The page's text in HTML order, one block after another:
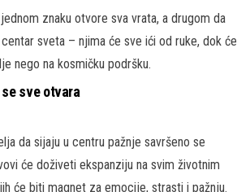
znaku otvore sva vrata, a drugom da
sveta – njima će sve ići od ruke, dok će
nego na kosmičku podršku.
se sve otvara
da sijaju u centru pažnje savršeno se
će doživeti ekspanziju na svim životnim
će biti magnet za emocije, strasti i pažnju.